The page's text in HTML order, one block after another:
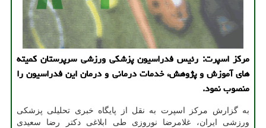
مرکز اسپرت: رئیس فدراسیون پزشکی ورزشی سرپرستان کمیته
های آموزش و پژوهش، خدمات درمانی و درمان این فدراسیون را
منصوب نمود.
به گزارش مرکز اسپرت به نقل از پایگاه خبری تحلیلی پزشکی
ورزشی ایران، غلامرضا نوروزی طی ابلاغی دکتر رضا سعیدی